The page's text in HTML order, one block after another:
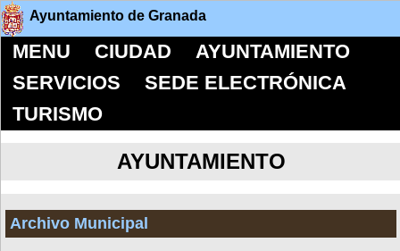
Ayuntamiento de Granada
MENU CIUDAD
AYUNTAMIENTO
SERVICIOS
SEDE ELECTRÓNICA
TURISMO
AYUNTAMIENTO
Archivo Municipal